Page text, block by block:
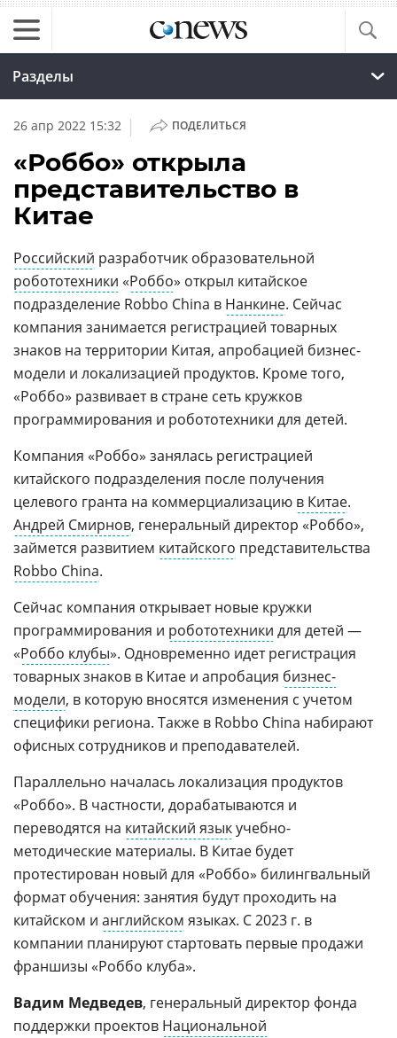
Разделы
26 апр 2022 15:32 | ПОДЕЛИТЬСЯ
«Роббо» открыла
представительство в
Китае
Российский разработчик образовательной
робототехники «Роббо» открыл китайское
подразделение Robbo China в Нанкине. Сейчас
компания занимается регистрацией товарных
знаков на территории Китая, апробацией бизнес-
модели и локализацией продуктов. Кроме того,
«Роббо» развивает в стране сеть кружков
программирования и робототехники для детей.
Компания «Роббо» занялась регистрацией
китайского подразделения после получения
целевого гранта на коммерциализацию в Китае.
Андрей Смирнов, генеральный директор «Роббо»,
займется развитием китайского представительства
Robbo China.
Сейчас компания открывает новые кружки
программирования и робототехники для детей —
«Роббо клубы». Одновременно идет регистрация
товарных знаков в Китае и апробация бизнес-
модели, в которую вносятся изменения с учетом
специфики региона. Также в Robbo China набирают
офисных сотрудников и преподавателей.
Параллельно началась локализация продуктов
«Роббо». В частности, дорабатываются и
переводятся на китайский языкучебно-
методические материалы. В Китае будет
протестирован новый для «Роббо» билингвальный
формат обучения: занятия будут проходить на
китайском и английском языках. С 2023 г. в
компании планируют стартовать первые продажи
франшизы «Роббо клуба».
Вадим Медведев, генеральный директор фонда
поддержки проектов Национальной